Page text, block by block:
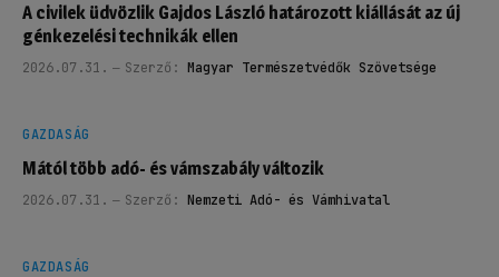
A civilek üdvözlik Gajdos László határozott kiállását az új
génkezelési technikák ellen
2026.07.31. Szerző: Magyar Természetvédők Szövetsége
GAZDASÁG
Mától több adó- és vámszabály változik
2026.07.31. Szerző: Nemzeti Adó- és Vámhivatal
GAZDASÁG